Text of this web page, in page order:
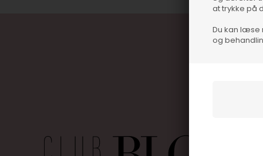
at trykke på
Du kan læse
og